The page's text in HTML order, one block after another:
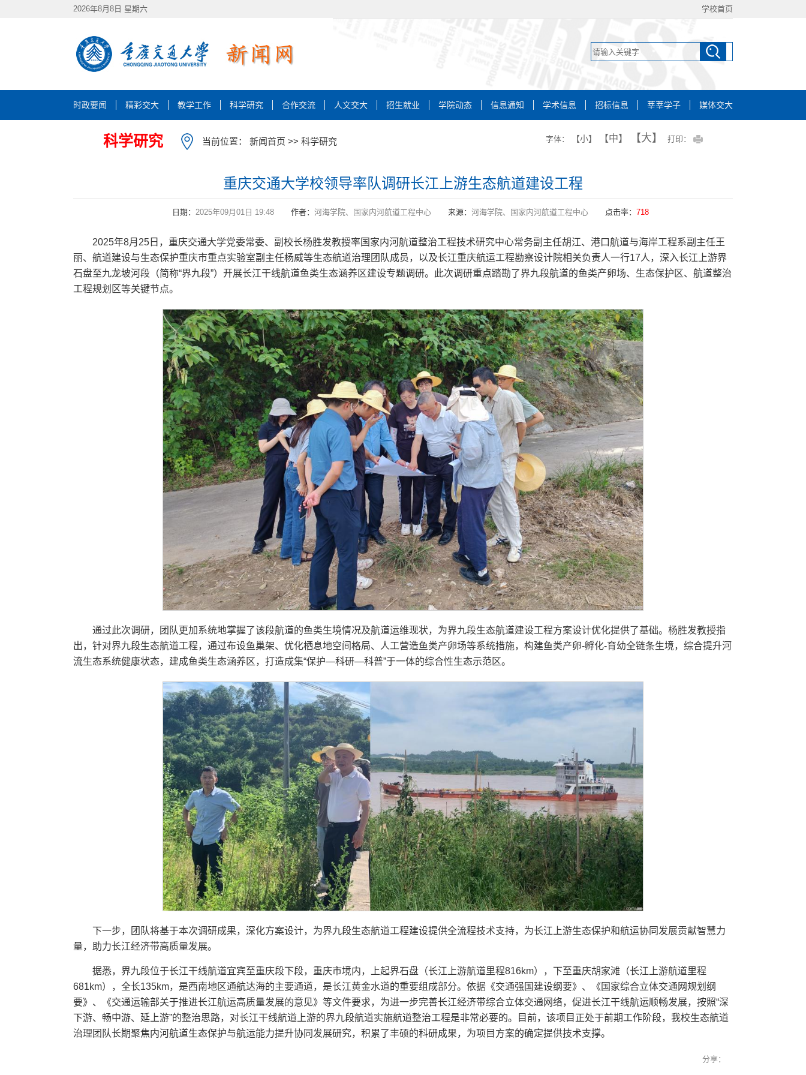
2026年8月8日 星期六 学校首页
时政要闻 精彩交大 教学工作 科学研究 合作交流 人文交大 招生就业 学院动态 信息通知 学术信息 招标信息 莘莘学子 媒体交大
科学研究 当前位置： 新闻首页 >> 科学研究 字体： 【小】 【中】 【大】 打印：
重庆交通大学校领导率队调研长江上游生态航道建设工程
日期： 2025年09月01日 19:48 作者： 河海学院、国家内河航道工程中心 来源： 河海学院、国家内河航道工程中心 点击率： 718
2025年8月25日，重庆交通大学党委常委、副校长杨胜发教授率国家内河航道整治工程技术研究中心常务副主任胡江、港口航道与海岸工程系副主任王
丽、航道建设与生态保护重庆市重点实验室副主任杨威等生态航道治理团队成员，以及长江重庆航运工程勘察设计院相关负责人一行17人，深入长江上游界
石盘至九龙坡河段（简称“界九段”）开展长江干线航道鱼类生态涵养区建设专题调研。此次调研重点踏勘了界九段航道的鱼类产卵场、生态保护区、航道整治
工程规划区等关键节点。
通过此次调研，团队更加系统地掌握了该段航道的鱼类生境情况及航道运维现状，为界九段生态航道建设工程方案设计优化提供了基础。杨胜发教授指
出，针对界九段生态航道工程，通过布设鱼巢架、优化栖息地空间格局、人工营造鱼类产卵场等系统措施，构建鱼类产卵-孵化-育幼全链条生境，综合提升河
流生态系统健康状态，建成鱼类生态涵养区，打造成集“保护—科研—科普”于一体的综合性生态示范区。
下一步，团队将基于本次调研成果，深化方案设计，为界九段生态航道工程建设提供全流程技术支持，为长江上游生态保护和航运协同发展贡献智慧力
量，助力长江经济带高质量发展。
据悉，界九段位于长江干线航道宜宾至重庆段下段，重庆市境内，上起界石盘（长江上游航道里程816km），下至重庆胡家滩（长江上游航道里程
681km），全长135km，是西南地区通航达海的主要通道，是长江黄金水道的重要组成部分。依据《交通强国建设纲要》、《国家综合立体交通网规划纲
要》、《交通运输部关于推进长江航运高质量发展的意见》等文件要求，为进一步完善长江经济带综合立体交通网络，促进长江干线航运顺畅发展，按照“深
下游、畅中游、延上游”的整治思路，对长江干线航道上游的界九段航道实施航道整治工程是非常必要的。目前，该项目正处于前期工作阶段，我校生态航道
治理团队长期聚焦内河航道生态保护与航运能力提升协同发展研究，积累了丰硕的科研成果，为项目方案的确定提供技术支撑。
分享：